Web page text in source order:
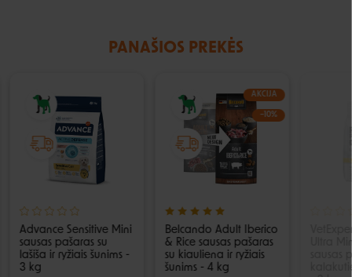
PANAŠIOS PREKĖS
Advance Sensitive Mini
sausas pašaras su
lašiša ir ryžiais šunims -
3 kg
AKCIJA
−10%
Belcando Adult Iberico
& Rice sausas pašaras
su kiauliena ir ryžiais
šunims - 4 kg
Ultra
sausas